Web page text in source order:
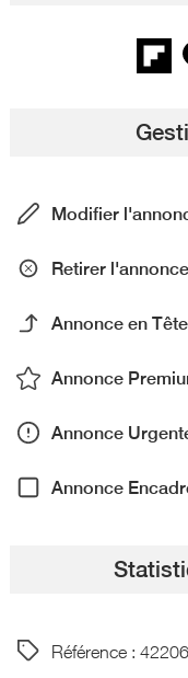
Modifier
Retirer l'annonce
Annonce en Tête
Annonce
Annonce
Annonce
Référence :